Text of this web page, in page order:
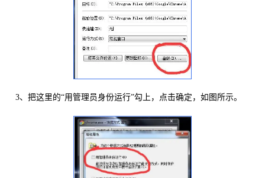
3、把这里的“用管理员身份运行”勾上，点击确定，如图所示。